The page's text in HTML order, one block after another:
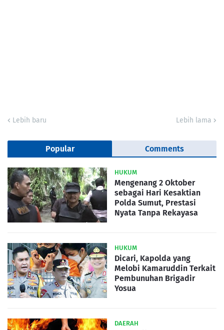
Lebih baru Lebih lama
Popular Comments
HUKUM
Mengenang 2 Oktober
sebagai Hari Kesaktian
Polda Sumut, Prestasi
Nyata Tanpa Rekayasa
HUKUM
Dicari, Kapolda yang
Melobi Kamaruddin Terkait
Pembunuhan Brigadir
Yosua
DAERAH